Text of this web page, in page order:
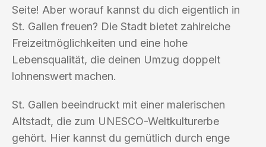
Seite! Aber worauf kannst du dich eigentlich in
St. Gallen freuen? Die Stadt bietet zahlreiche
Freizeitmöglichkeiten und eine hohe
Lebensqualität, die deinen Umzug doppelt
lohnenswert machen.
St. Gallen beeindruckt mit einer malerischen
Altstadt, die zum UNESCO-Weltkulturerbe
gehört. Hier kannst du gemütlich durch enge